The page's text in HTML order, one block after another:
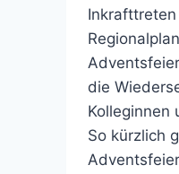
die
Kolleginnen
So kürzlich